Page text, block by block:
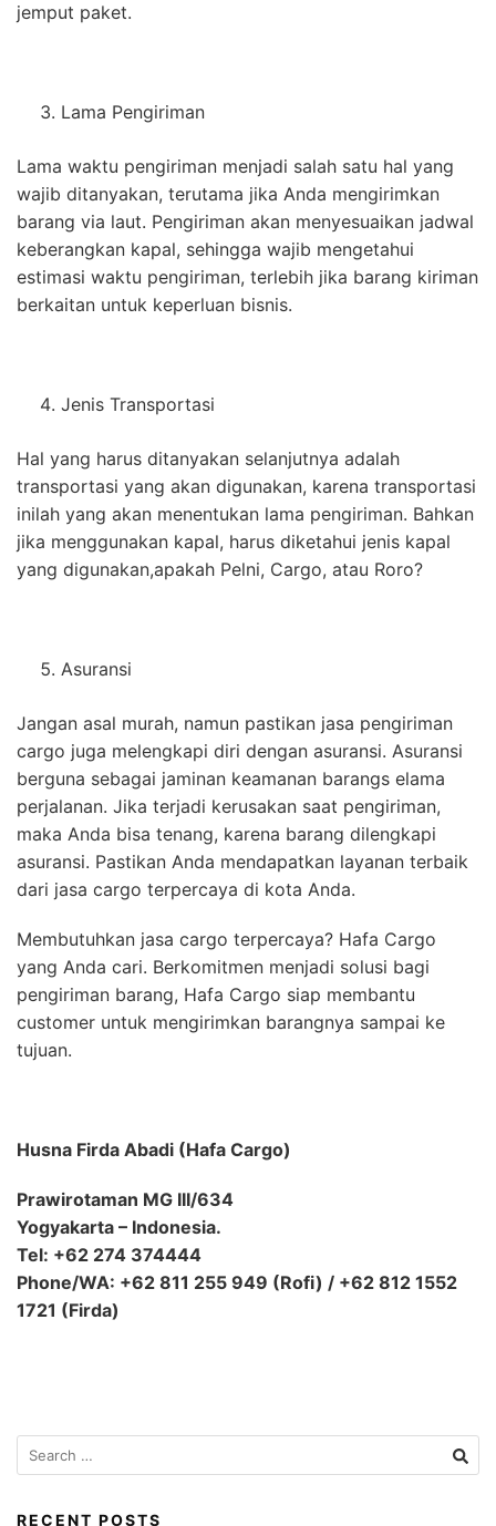
jemput paket.
Lama Pengiriman
Lama waktu pengiriman menjadi salah satu hal yang
wajib ditanyakan, terutama jika Anda mengirimkan
barang via laut. Pengiriman akan menyesuaikan jadwal
keberangkan kapal, sehingga wajib mengetahui
estimasi waktu pengiriman, terlebih jika barang kiriman
berkaitan untuk keperluan bisnis.
Jenis Transportasi
Hal yang harus ditanyakan selanjutnya adalah
transportasi yang akan digunakan, karena transportasi
inilah yang akan menentukan lama pengiriman. Bahkan
jika menggunakan kapal, harus diketahui jenis kapal
yang digunakan,apakah Pelni, Cargo, atau Roro?
Asuransi
Jangan asal murah, namun pastikan jasa pengiriman
cargo juga melengkapi diri dengan asuransi. Asuransi
berguna sebagai jaminan keamanan barangs elama
perjalanan. Jika terjadi kerusakan saat pengiriman,
maka Anda bisa tenang, karena barang dilengkapi
asuransi. Pastikan Anda mendapatkan layanan terbaik
dari jasa cargo terpercaya di kota Anda.
Membutuhkan jasa cargo terpercaya? Hafa Cargo
yang Anda cari. Berkomitmen menjadi solusi bagi
pengiriman barang, Hafa Cargo siap membantu
customer untuk mengirimkan barangnya sampai ke
tujuan.
Husna Firda Abadi (Hafa Cargo)
Prawirotaman MG III/634
Yogyakarta – Indonesia.
Tel: +62 274 374444
Phone/WA: +62 811 255 949 (Rofi) / +62 812 1552
1721 (Firda)
Search
for:
RECENT POSTS